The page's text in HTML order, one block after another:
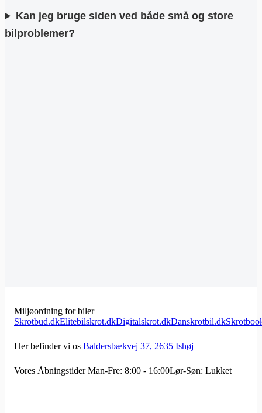
Kan jeg bruge siden ved både små og store
bilproblemer?
Miljøordning for biler
Skrotbud.dkElitebilskrot.dkDigitalskrot.dkDanskrotbil.dk
Her befinder vi os Baldersbækvej 37, 2635 Ishøj
Vores Åbningstider Man-Fre: 8:00 - 16:00Lør-Søn: Lukket